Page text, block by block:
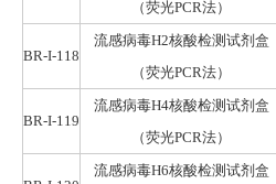
（荧光PCR法）
BR-I-118
流感病毒H2核酸检测试剂盒
（荧光PCR法）
BR-I-119
流感病毒H4核酸检测试剂盒
（荧光PCR法）
流感病毒H6核酸检测试剂盒